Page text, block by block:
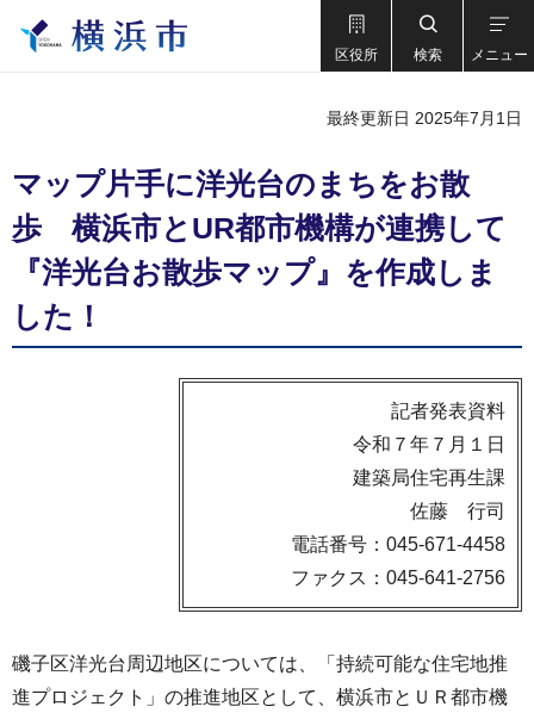
区役所 検索 メニュー
最終更新日 2025年7月1日
マップ片手に洋光台のまちをお散
歩 横浜市とUR都市機構が連携して
『洋光台お散歩マップ』を作成しま
した！
記者発表資料
令和７年７月１日
建築局住宅再生課
佐藤 行司
電話番号：045-671-4458
ファクス：045-641-2756
磯子区洋光台周辺地区については、「持続可能な住宅地推
進プロジェクト」の推進地区として、横浜市とＵＲ都市機